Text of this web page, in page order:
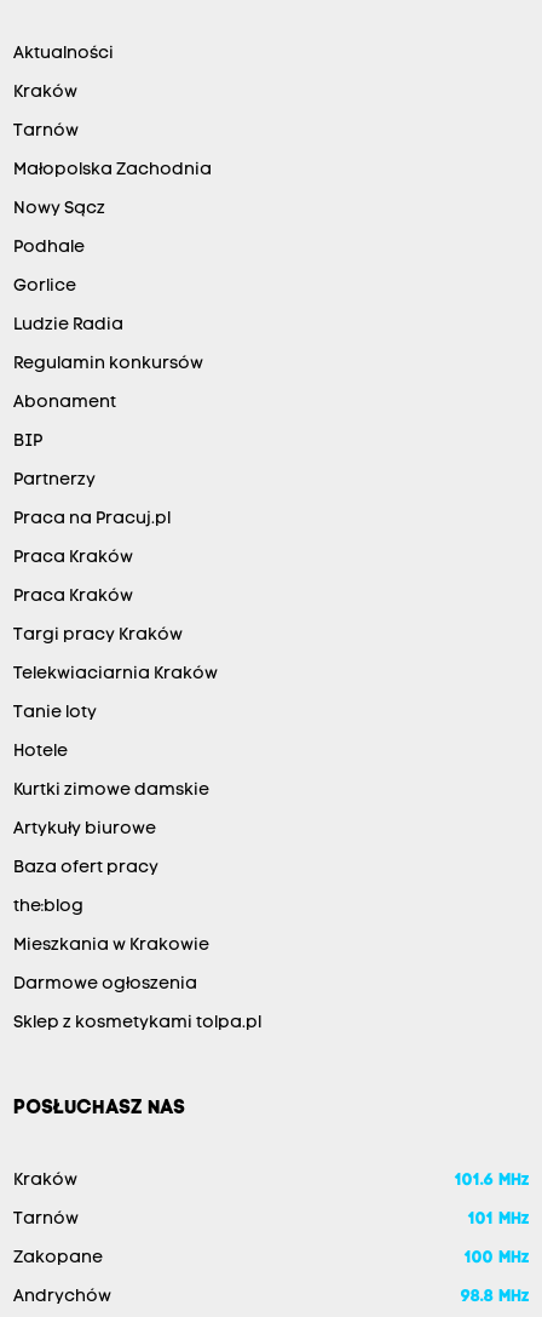
Aktualności
Kraków
Tarnów
Małopolska Zachodnia
Nowy Sącz
Podhale
Gorlice
Ludzie Radia
Regulamin konkursów
Abonament
BIP
Partnerzy
Praca na Pracuj.pl
Praca Kraków
Praca Kraków
Targi pracy Kraków
Telekwiaciarnia Kraków
Tanie loty
Hotele
Kurtki zimowe damskie
Artykuły biurowe
Baza ofert pracy
the:blog
Mieszkania w Krakowie
Darmowe ogłoszenia
Sklep z kosmetykami tolpa.pl
POSŁUCHASZ NAS
Kraków 101.6 MHz
Tarnów 101 MHz
Zakopane 100 MHz
Andrychów 98.8 MHz